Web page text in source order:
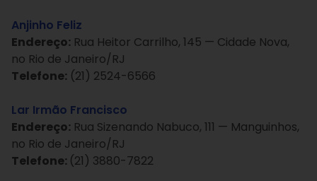
Anjinho Feliz
Endereço: Rua Heitor Carrilho, 145 — Cidade Nova,
no Rio de Janeiro/RJ
Telefone: (21) 2524-6566
Lar Irmão Francisco
Endereço: Rua Sizenando Nabuco, 111 — Manguinhos,
no Rio de Janeiro/RJ
Telefone: (21) 3880-7822